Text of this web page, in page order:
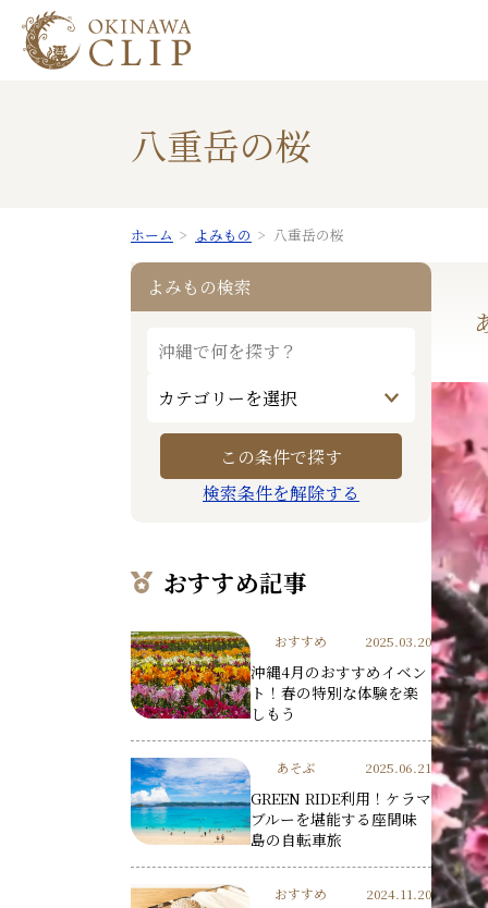
八重岳の桜
ホーム よみもの 八重岳の桜
よみもの検索
検索条件を解除する
おすすめ記事
おすすめ 2025.03.20
沖縄4月のおすすめイベン
ト！春の特別な体験を楽
しもう
あそぶ 2025.06.21
GREEN RIDE利用！ケラマ
ブルーを堪能する座間味
島の自転車旅
おすすめ 2024.11.20